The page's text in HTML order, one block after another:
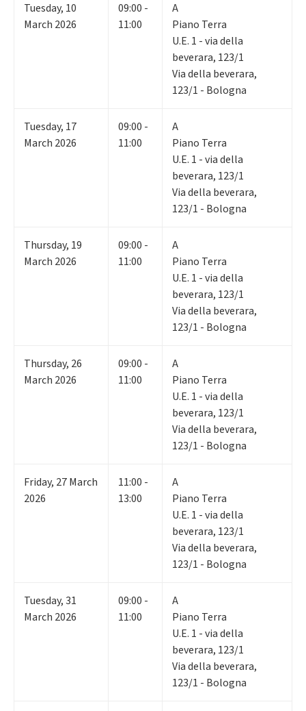
Tuesday, 10
March 2026
09:00 -
11:00
A
Piano Terra
U.E. 1 - via della
beverara, 123/1
Via della beverara,
123/1 - Bologna
Tuesday, 17
March 2026
09:00 -
11:00
A
Piano Terra
U.E. 1 - via della
beverara, 123/1
Via della beverara,
123/1 - Bologna
Thursday, 19
March 2026
09:00 -
11:00
A
Piano Terra
U.E. 1 - via della
beverara, 123/1
Via della beverara,
123/1 - Bologna
Thursday, 26
March 2026
09:00 -
11:00
A
Piano Terra
U.E. 1 - via della
beverara, 123/1
Via della beverara,
123/1 - Bologna
Friday, 27March
2026
11:00 -
13:00
A
Piano Terra
U.E. 1 - via della
beverara, 123/1
Via della beverara,
123/1 - Bologna
Tuesday,31
March 2026
09:00 -
11:00
A
Piano Terra
U.E. 1 - via della
beverara, 123/1
Via della beverara,
123/1 - Bologna